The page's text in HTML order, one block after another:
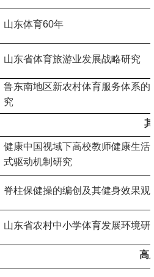
山东体育60年
山东省体育旅游业发展战略研究
鲁东南地区新农村体育服务体系的
究
健康中国视域下高校教师健康生活
式驱动机制研究
脊柱保健操的编创及其健身效果观
山东省农村中小学体育发展环境研
高